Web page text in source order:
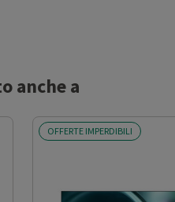
anche a
OFFERTE IMPERDIBILI